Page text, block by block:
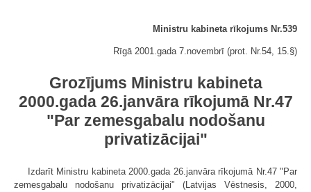
Ministru kabineta rīkojums Nr.539
Rīgā 2001.gada 7.novembrī (prot. Nr.54, 15.§)
Grozījums Ministru kabineta
2000.gada 26.janvāra rīkojumā Nr.47
"Par zemesgabalu nodošanu
privatizācijai"
Izdarīt Ministru kabineta 2000.gada 26.janvāra rīkojumā Nr.47 "Par
zemesgabalu nodošanu privatizācijai" (Latvijas Vēstnesis, 2000,